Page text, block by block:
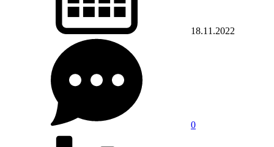
18.11.2022
0